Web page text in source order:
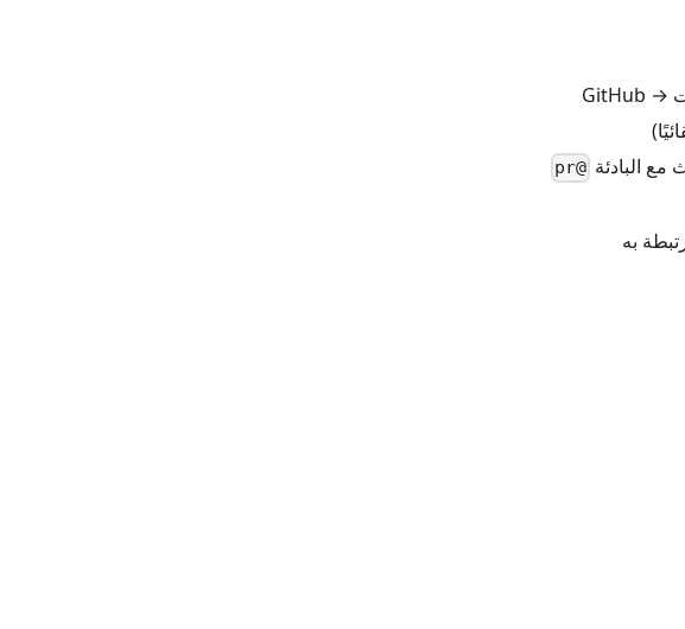
البادئة @pr
به